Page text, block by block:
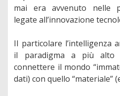
mai era avvenuto nelle
legate all’innovazione
Il particolare l’intelligenza
il paradigma a più alto
connettere il mondo
dati) con quello “materiale”